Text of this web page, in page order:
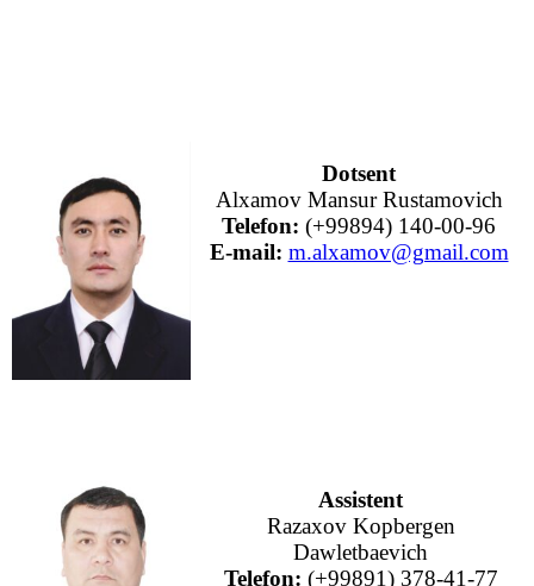
Dotsent
Alxamov Mansur Rustamovich
Telefon: (+99894) 140-00-96
E-mail: m.alxamov@gmail.com
Assistent
Razaxov Kopbergen
Dawletbaevich
Telefon: (+99891) 378-41-77